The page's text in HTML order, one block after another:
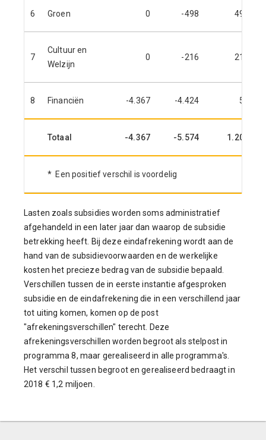
6 Groen 0 -498 498
7
Cultuur en
Welzijn
0 -216 216
8 Financiën -4.367 -4.424 58
Totaal -4.367 -5.574 1.207
* Een positief verschil is voordelig
Lasten zoals subsidies worden soms administratief
afgehandeld in een later jaar dan waarop de subsidie
betrekking heeft. Bij deze eindafrekening wordt aan de
hand van de subsidievoorwaarden en de werkelijke
kosten het precieze bedrag van de subsidie bepaald.
Verschillen tussen de in eerste instantie afgesproken
subsidie en de eindafrekening die in een verschillend jaar
tot uiting komen, komen op de post
"afrekeningsverschillen" terecht. Deze
afrekeningsverschillen worden begroot als stelpost in
programma 8, maar gerealiseerd in alle programma's.
Het verschil tussen begroot en gerealiseerd bedraagt in
2018 € 1,2 miljoen.